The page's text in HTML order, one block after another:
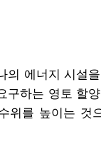
의 에너지 시설
구하는 영토 할
위를 높이는 것